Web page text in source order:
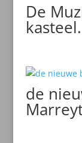
De
kasteel.
de